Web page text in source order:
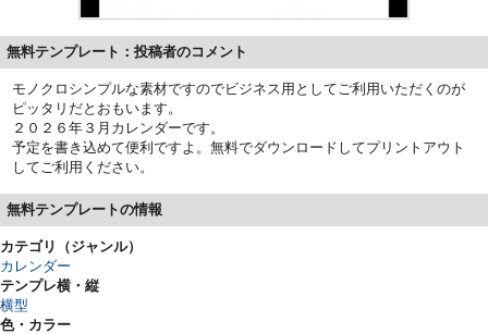
無料テンプレート：投稿者のコメント
モノクロシンプルな素材ですのでビジネス用としてご利用いただくのが
ピッタリだとおもいます。
２０２６年３月カレンダーです。
予定を書き込めて便利ですよ。無料でダウンロードしてプリントアウト
してご利用ください。
無料テンプレートの情報
カテゴリ（ジャンル）
カレンダー
テンプレ横・縦
横型
色・カラー